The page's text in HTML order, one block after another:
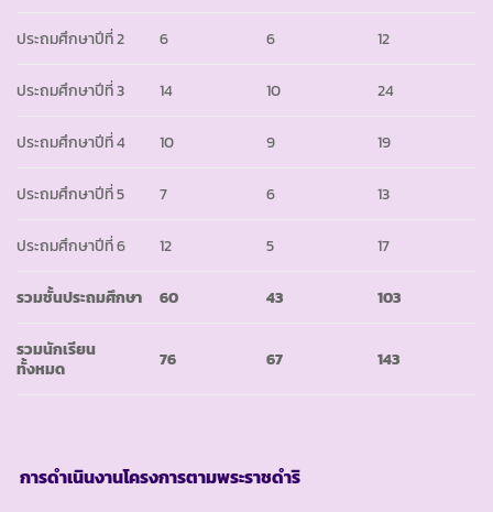
ประถมศึกษาปีที่ 2 6 6 12
ประถมศึกษาปีที่ 3 14 10 24
ประถมศึกษาปีที่ 4 10 9 19
ประถมศึกษาปีที่ 5 7 6 13
ประถมศึกษาปีที่ 6 12 5 17
รวมชั้นประถมศึกษา 60 43 103
รวมนักเรียน
ทั้งหมด
76 67 143
การดำเนินงานโครงการตามพระราชดำริ